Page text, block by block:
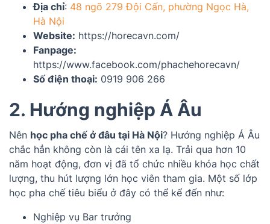
Địa chỉ: 48 ngõ 279 Đội Cấn, phường Ngọc Hà,
Hà Nội
Website: https://horecavn.com/
Fanpage:
https://www.facebook.com/phachehorecavn/
Số điện thoại: 0919 906 266
2. Hướng nghiệp Á Âu
Nên học pha chế ở đâu tại Hà Nội? Hướng nghiệp Á Âu
chắc hẳn không còn là cái tên xa lạ. Trải qua hơn 10
năm hoạt động, đơn vị đã tổ chức nhiều khóa học chất
lượng, thu hút lượng lớn học viên tham gia. Một số lớp
học pha chế tiêu biểu ở đây có thể kể đến như:
Nghiệp vụ Bar trưởng